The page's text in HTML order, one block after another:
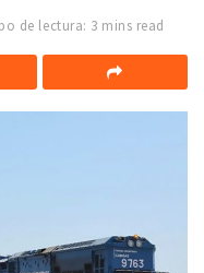
de lectura: 3 mins read